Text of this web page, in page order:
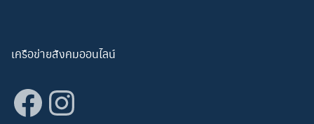
เครือข่ายสังคมออนไลน์
Facebook
Instagram